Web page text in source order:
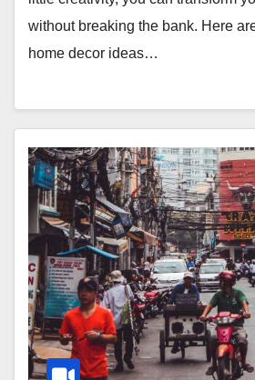
without breaking the bank. Here
home decor ideas…